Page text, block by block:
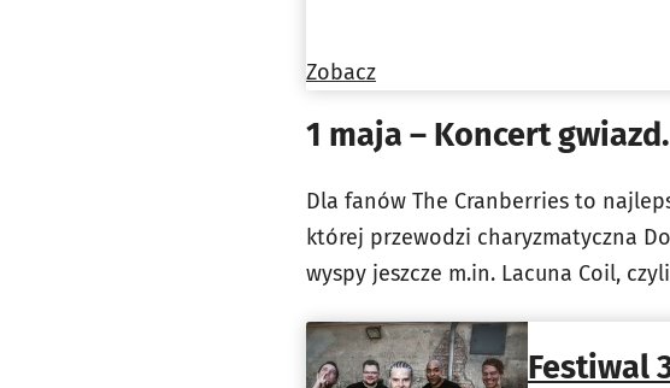
Zobacz
1 maja – Koncert
Dla fanów The Cranberries to
której przewodzi charyzmatyczna
wyspy jeszcze m.in. Lacuna Coil,
Festiwal